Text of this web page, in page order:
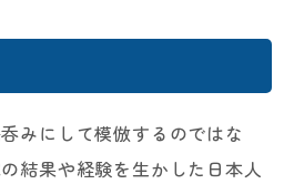
みにして模倣するのではな
結果や経験を生かした日本人